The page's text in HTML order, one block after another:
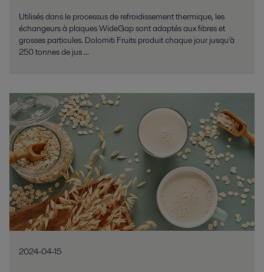
Utilisés dans le processus de refroidissement thermique, les
échangeurs à plaques WideGap sont adaptés aux fibres et
grosses particules. Dolomiti Fruits produit chaque jour jusqu'à
250 tonnes de jus ...
2024-04-15